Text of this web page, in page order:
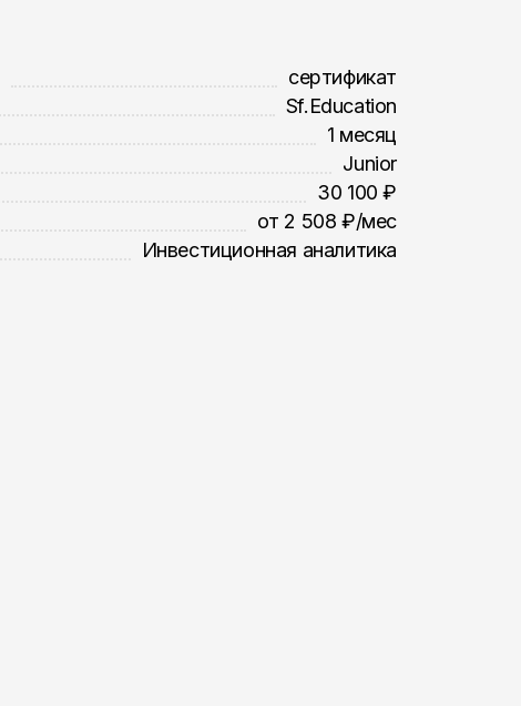
сертификат
Sf.Education
1 месяц
Junior
30 100 ₽
от 2 508 ₽/мес
Инвестиционная аналитика